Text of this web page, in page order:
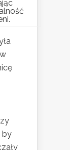
by